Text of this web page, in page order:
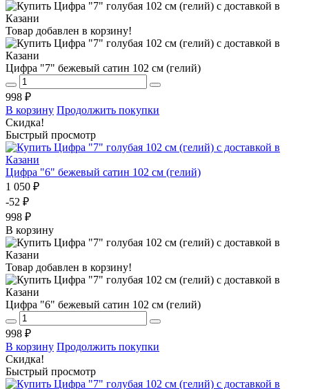
Товар добавлен в корзину!
Цифра "7" бежевый сатин 102 см (гелий)
998 ₽
В корзину Продолжить покупки
Скидка!
Быстрый просмотр
Цифра "6" бежевый сатин 102 см (гелий)
1 050 ₽
-52 ₽
998 ₽
В корзину
Товар добавлен в корзину!
Цифра "6" бежевый сатин 102 см (гелий)
998 ₽
В корзину Продолжить покупки
Скидка!
Быстрый просмотр